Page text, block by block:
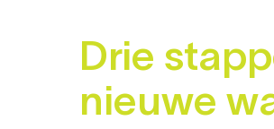
Drie
nieuwe